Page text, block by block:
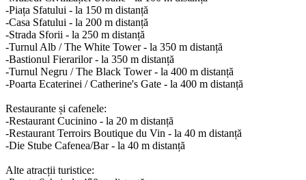
-Piața Sfatului - la 150 m distanță
-Casa Sfatului - la 200 m distanță
-Strada Sforii - la 250 m distanță
-Turnul Alb / The White Tower - la 350 m distanță
-Bastionul Fierarilor - la 350 m distanță
-Turnul Negru / The Black Tower - la 400 m distanță
-Poarta Ecaterinei / Catherine's Gate - la 400 m distanță
Restaurante și cafenele:
-Restaurant Cucinino - la 20 m distanță
-Restaurant Terroirs Boutique du Vin - la 40 m distanță
-Die Stube Cafenea/Bar - la 40 m distanță
Alte atracții turistice: